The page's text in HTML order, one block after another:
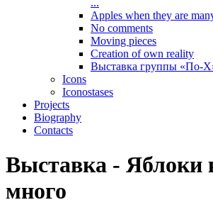
Apples when they are
No comments
Moving pieces
Creation of own reality
Выставка группы «По-
Icons
Iconostases
Projects
Biography
Сontacts
Выставка - Яблоки
много